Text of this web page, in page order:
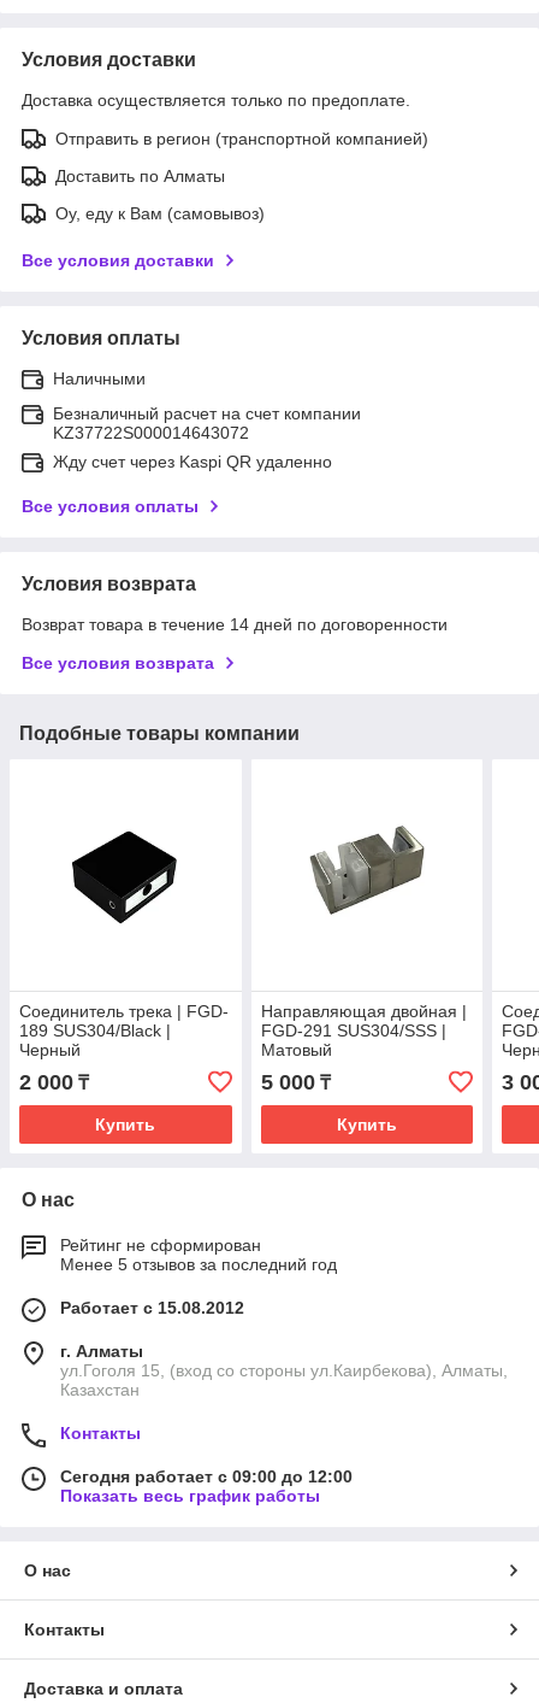
Условия доставки
Доставка осуществляется только по предоплате.
Отправить в регион (транспортной компанией)
Доставить по Алматы
Оу, еду к Вам (самовывоз)
Все условия доставки
Условия оплаты
Наличными
Безналичный расчет на счет компании
KZ37722S000014643072
Жду счет через Kaspi QR удаленно
Все условия оплаты
Условия возврата
Возврат товара в течение 14 дней по договоренности
Все условия возврата
Подобные товары компании
Соединитель трека | FGD-
189 SUS304/Black |
Черный
2 000 ₸
Купить
Направляющая двойная |
FGD-291 SUS304/SSS |
Матовый
5 000₸
Купить
3
О нас
Рейтинг не сформирован
Менее 5 отзывов за последний год
Работает с 15.08.2012
г. Алматы
ул.Гоголя 15, (вход со стороны ул.Каирбекова), Алматы,
Казахстан
Контакты
Сегодня работает с 09:00 до 12:00
Показать весь график работы
О нас
Контакты
Доставка и оплата